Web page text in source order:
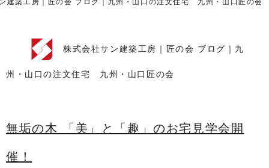
建築工房｜匠の会 ブログ｜九州・山口の注文住宅 九州・山口匠の会
株式会社サン建築工房｜匠の会 ブログ｜九
州・山口の注文住宅 九州・山口匠の会
無垢の木 「美」と「趣」のお宅見学会開
催！